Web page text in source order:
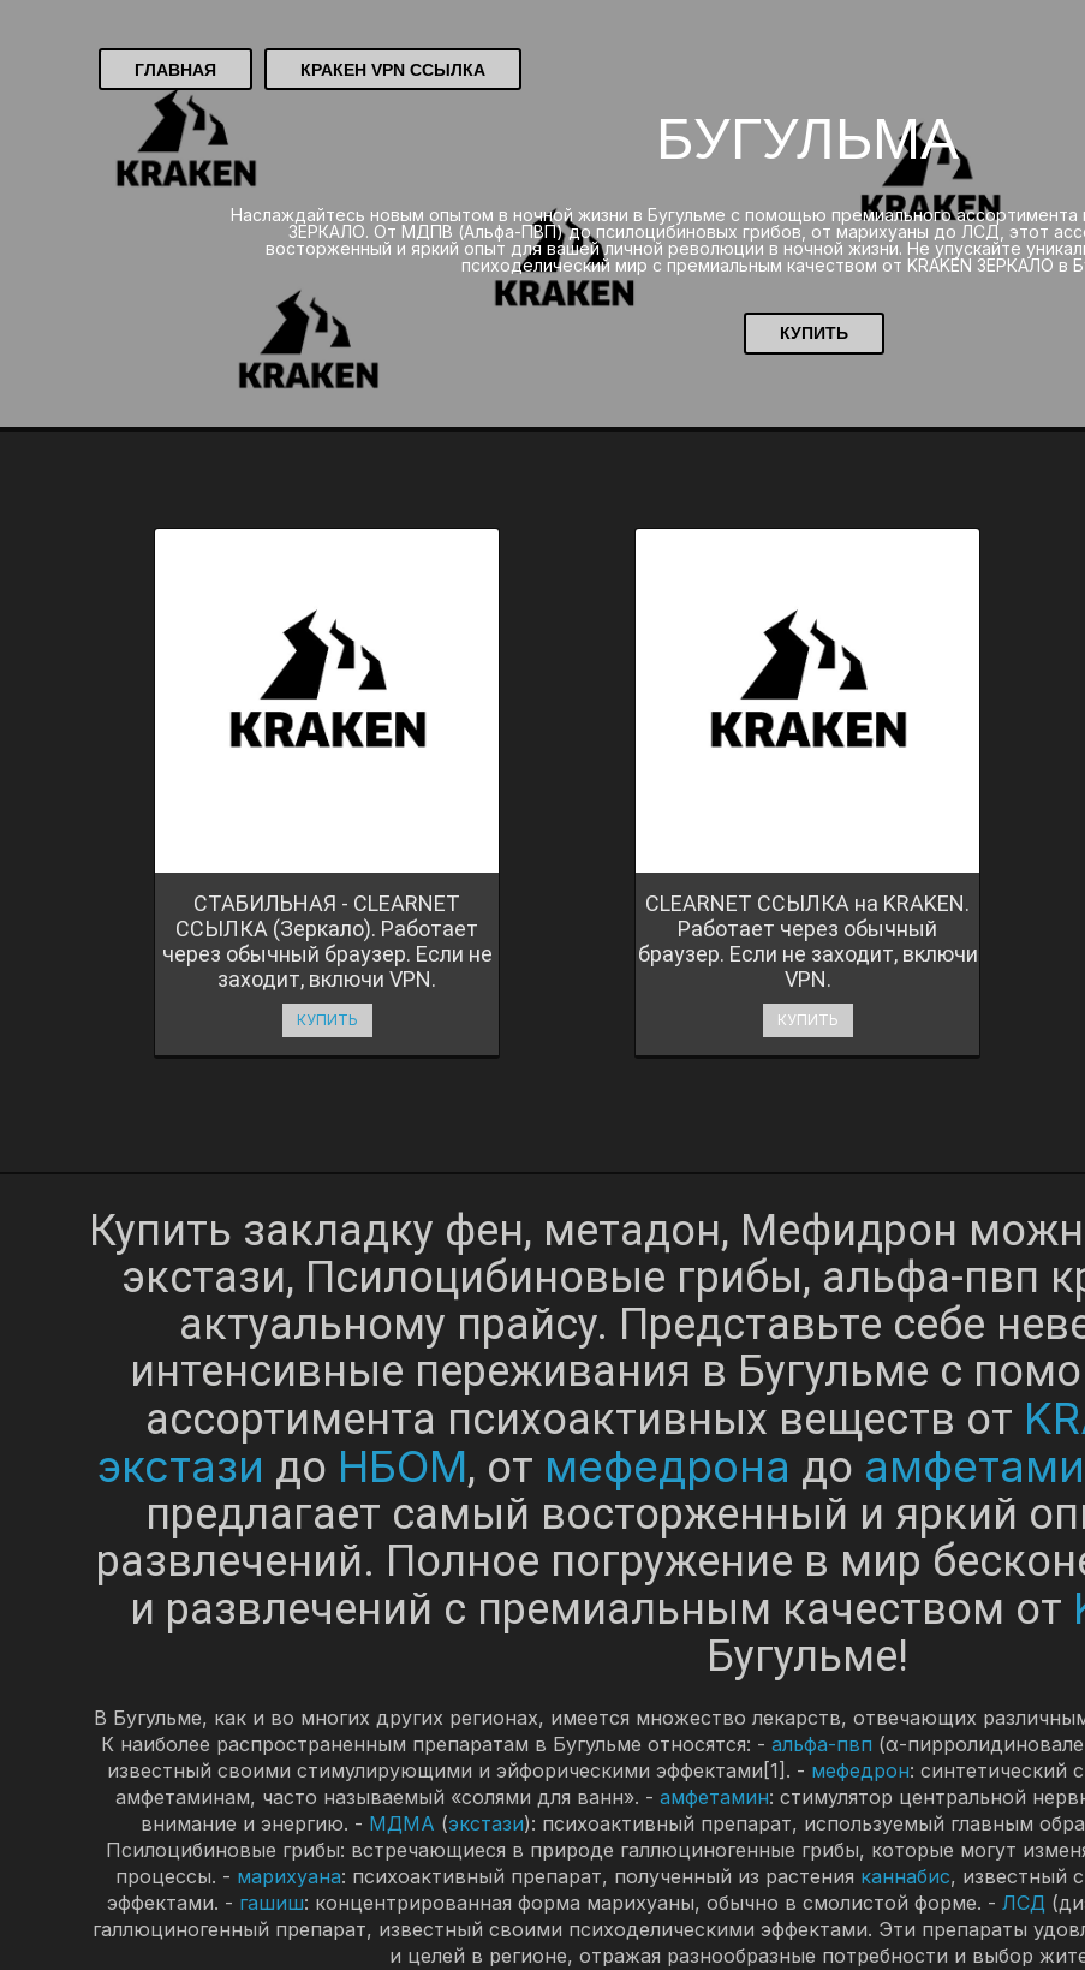
ГЛАВНАЯ КРАКЕН VPN ССЫЛКА
БУГУЛЬМА
Наслаждайтесь новым опытом в ночной жизни в Бугульме с помощью премиального ассортимента
ЗЕРКАЛО. От МДПВ (Альфа-ПВП) до псилоцибиновых грибов, от марихуаны до ЛСД, этот
восторженный и яркий опыт для вашей личной революции в ночной жизни. Не упускайте
психоделический мир с премиальным качеством от KRAKEN ЗЕРКАЛО в
КУПИТЬ
СТАБИЛЬНАЯ - CLEARNET
ССЫЛКА (Зеркало). Работает
через обычный браузер. Если не
заходит, включи VPN.
КУПИТЬ
CLEARNET ССЫЛКА на KRAKEN.
Работает через обычный
браузер. Если не заходит, включи
VPN.
КУПИТЬ
Купить закладку фен, метадон, Мефидрон
экстази, Псилоцибиновые грибы, альфа-пвп
актуальному прайсу. Представьте себе
интенсивные переживания в Бугульме с
ассортимента психоактивных веществ от
экстази до НБОМ, от мефедрона до
предлагает самый восторженный и яркий
развлечений. Полное погружение в мир
и развлечений с премиальным качеством от
Бугульме!
В Бугульме, как и во многих других регионах, имеется множество лекарств, отвечающих
К наиболее распространенным препаратам в Бугульме относятся: - альфа-пвп (α-
известный своими стимулирующими и эйфорическими эффектами[1]. - мефедрон: синтетический
амфетаминам, часто называемый «солями для ванн». - амфетамин: стимулятор центральной
внимание и энергию. - МДМА (экстази): психоактивный препарат, используемый главным
Псилоцибиновые грибы: встречающиеся в природе галлюциногенные грибы, которые могут
процессы. - марихуана: психоактивный препарат, полученный из растения каннабис, известный
эффектами. - гашиш: концентрированная форма марихуаны, обычно в смолистой форме. - ЛСД
галлюциногенный препарат, известный своими психоделическими эффектами. Эти препараты
и целей в регионе, отражая разнообразные потребности и выбор